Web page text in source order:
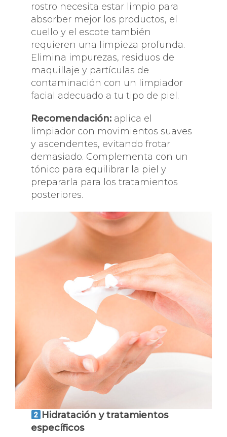
rostro necesita estar limpio para
absorber mejor los productos, el
cuello y el escote también
requieren una limpieza profunda.
Elimina impurezas, residuos de
maquillaje y partículas de
contaminación con un limpiador
facial adecuado a tu tipo de piel.
Recomendación: aplica el
limpiador con movimientos suaves
y ascendentes, evitando frotar
demasiado. Complementa con un
tónico para equilibrar la piel y
prepararla para los tratamientos
posteriores.
Hidratación y tratamientos
específicos